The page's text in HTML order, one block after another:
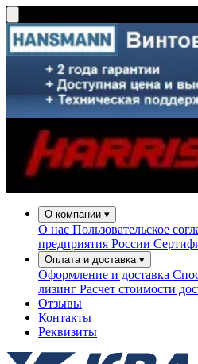
О компании ▾
О нас Пользовательское
предприятия России
Оплата и доставка ▾
Оформление и доставка
лизинг Расчет стоимости
Отзывы
Контакты
Реквизиты